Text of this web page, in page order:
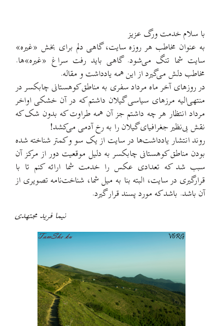
با سلام خدمت ورگ عزیز
به عنوان مخاطب هر روزه سایت، گاهی دلم برای بخش «غیره»
سایت شما تنگ می‌شود. گاهی باید رفت سراغ «غیره»ها.
مخاطب دلش می‌گیرد از این همه یادداشت و مقاله.
در روزهای آخر ماه مرداد سفری به مناطق کوهستانی چابکسر در
منتهی‌الیه مرزهای سیاسی گیلان داشتم که در آن خشکی اواخر
مرداد انتظار هر چه داشتم جز آن همه طراوت که بدون شک که
نقش بی‌نظیر جغرافیای گیلان را به رخ آدمی می‌کشد!
روند انتشار یادداشت‌ها در سایت از یک سو و کمتر شناخته شده
بودن مناطق کوهستانی چابکسر به دلیل موقعیت دور از مرکز آن
سبب شد که تعدادی عکس را خدمت شما ارائه کنم تا با
قرارگیری در سایت، البته بنا به میل شما، شناخت‌نامه تصویری از
آن باشد. باشد که مورد پسند قرار گیرد.
نیما فرید مجتهدی